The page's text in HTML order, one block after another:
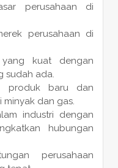
perusahaan di
perusahaan di
yang kuat dengan
sudah ada.
produk baru dan
dan gas.
industri dengan
hubungan
perusahaan